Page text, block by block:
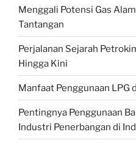
Menggali Potensi Gas
Tantangan
Perjalanan Sejarah
Hingga Kini
Manfaat Penggunaan LPG
Pentingnya Penggunaan
Industri Penerbangan di